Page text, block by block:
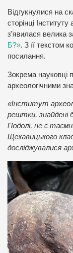
Відгукнулися на
сторінці
з’явилася велика
Б?». З її текстом
посилання.
Зокрема науковці
археологічними
«Інститут
рештки, знайдені
Подолі, не є
Щекавицького
досліджувалися